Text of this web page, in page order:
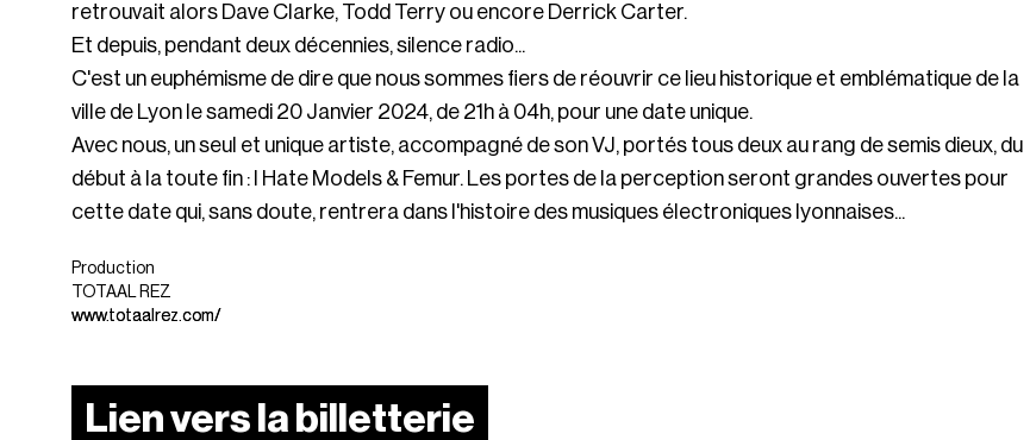
retrouvait alors Dave Clarke, Todd Terry ou encore Derrick Carter.
Et depuis, pendant deux décennies, silence radio...
C'est un euphémisme de dire que nous sommes fiers de réouvrir ce lieu historique et emblématique de la
ville de Lyon le samedi 20 Janvier 2024, de 21h à 04h, pour une date unique.
Avec nous, un seul et unique artiste, accompagné de son VJ, portés tous deux au rang de semis dieux, du
début à la toute fin : I Hate Models & Femur. Les portes de la perception seront grandes ouvertes pour
cette date qui, sans doute, rentrera dans l'histoire des musiques électroniques lyonnaises...
Production
TOTAAL REZ
www.totaalrez.com/
Lien vers la billetterie